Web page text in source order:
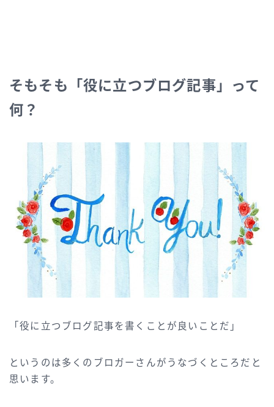
そもそも「役に立つブログ記事」って
何？
「役に立つブログ記事を書くことが良いことだ」
というのは多くのブロガーさんがうなづくところだと
思います。